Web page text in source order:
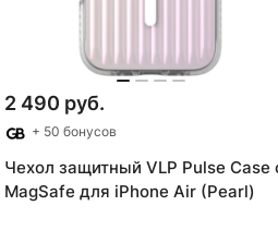
2 490 руб.
+ 50 бонусов
Чехол защитный VLP Pulse Case
MagSafe для iPhone Air (Pearl)